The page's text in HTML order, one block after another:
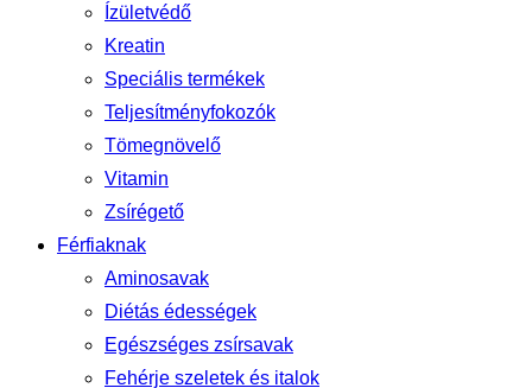
Ízületvédő
Kreatin
Speciális termékek
Teljesítményfokozók
Tömegnövelő
Vitamin
Zsírégető
Férfiaknak
Aminosavak
Diétás édességek
Egészséges zsírsavak
Fehérje szeletek és italok